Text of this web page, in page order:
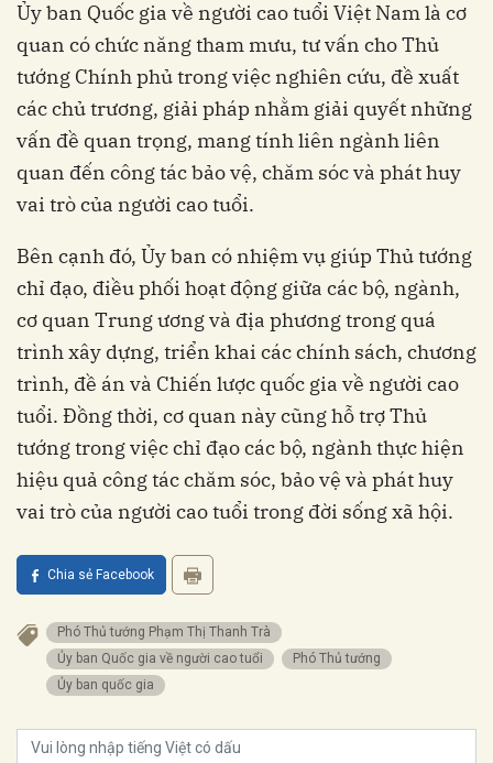
Ủy ban Quốc gia về người cao tuổi Việt Nam là cơ
quan có chức năng tham mưu, tư vấn cho Thủ
tướng Chính phủ trong việc nghiên cứu, đề xuất
các chủ trương, giải pháp nhằm giải quyết những
vấn đề quan trọng, mang tính liên ngành liên
quan đến công tác bảo vệ, chăm sóc và phát huy
vai trò của người cao tuổi.
Bên cạnh đó, Ủy ban có nhiệm vụ giúp Thủ tướng
chỉ đạo, điều phối hoạt động giữa các bộ, ngành,
cơ quan Trung ương và địa phương trong quá
trình xây dựng, triển khai các chính sách, chương
trình, đề án và Chiến lược quốc gia về người cao
tuổi. Đồng thời, cơ quan này cũng hỗ trợ Thủ
tướng trong việc chỉ đạo các bộ, ngành thực hiện
hiệu quả công tác chăm sóc, bảo vệ và phát huy
vai trò của người cao tuổi trong đời sống xã hội.
Chia sẻ Facebook
Phó Thủ tướng Phạm Thị Thanh Trà
Ủy ban Quốc gia về người cao tuổi
Phó Thủ tướng
Ủy ban quốc gia